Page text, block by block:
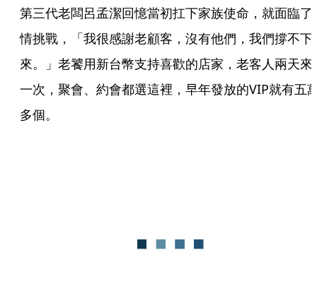
第三代老闆呂孟潔回憶當初扛下家族使命，就面臨了
情挑戰，「我很感謝老顧客，沒有他們，我們撐不下
來。」老饕用新台幣支持喜歡的店家，老客人兩天來
一次，聚會、約會都選這裡，早年發放的VIP就有五
多個。